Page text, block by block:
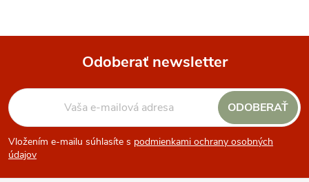
Z
á
p
Odoberať newsletter
Vložením e-mailu súhlasíte s podmienkami ochrany osobných
údajov
ODOBERAŤ